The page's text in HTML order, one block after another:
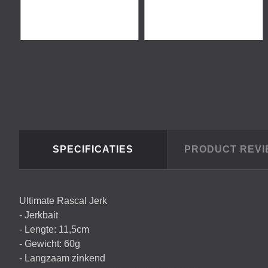
SPECIFICATIES PRODUCT
Ultimate Rascal Jerk
- Jerkbait
- Lengte: 11,5cm
- Gewicht: 60g
- Langzaam zinkend